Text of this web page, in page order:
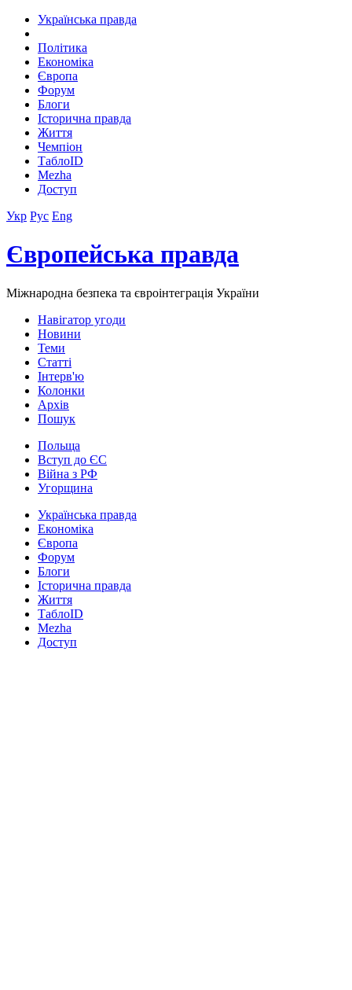
Українська правда
Політика
Економіка
Європа
Форум
Блоги
Історична правда
Життя
Чемпіон
ТаблоID
Mezha
Доступ
Укр Рус Eng
Європейська правда
Міжнародна безпека та євроінтеграція України
Навігатор угоди
Новини
Теми
Статті
Інтерв'ю
Колонки
Архів
Пошук
Польща
Вступ до ЄС
Війна з РФ
Угорщина
Українська правда
Економіка
Європа
Форум
Блоги
Історична правда
Життя
ТаблоID
Mezha
Доступ